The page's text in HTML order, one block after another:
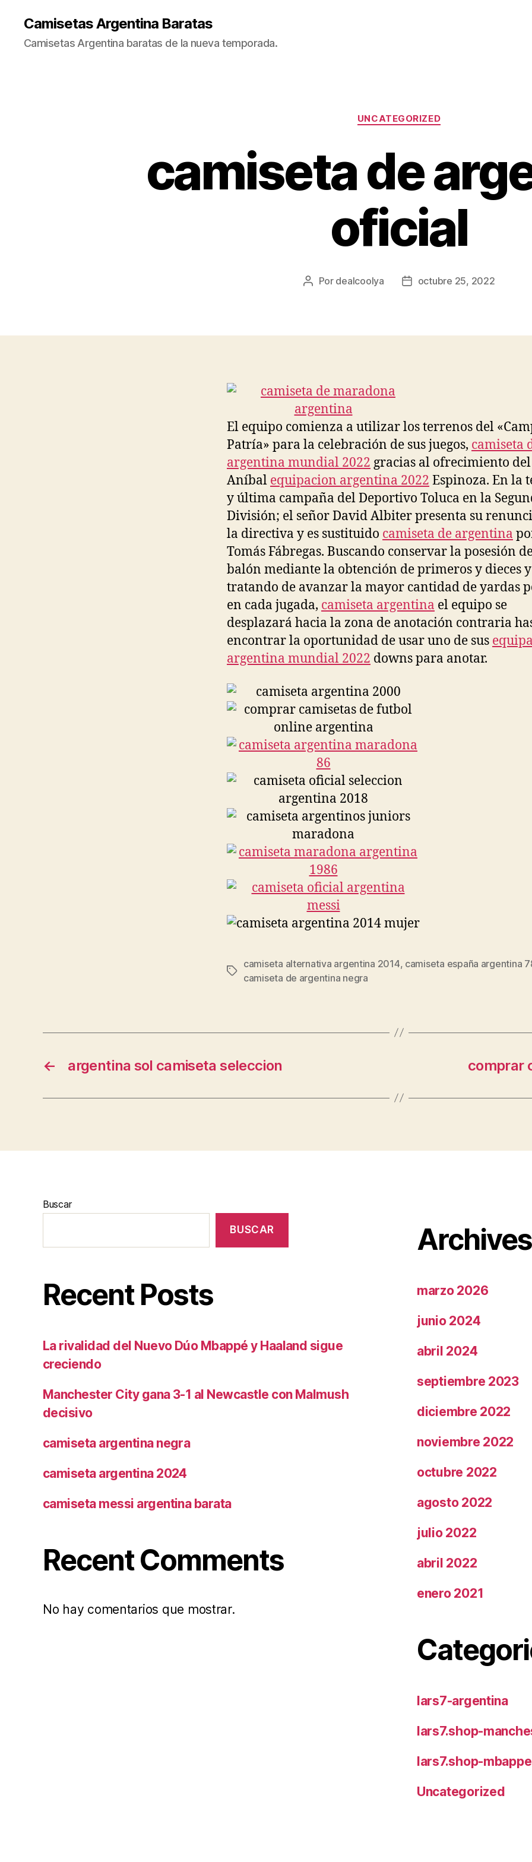
Camisetas Argentina Baratas
Camisetas Argentina baratas de la nueva temporada.
Categorías
UNCATEGORIZED
camiseta de
oficial
Autor
Por dealcoolya
Fechaoctubre 25, 2022
El equipo comienza a utilizar los terrenos del
Patría» para la celebración de sus juegos, camiseta
argentina mundial 2022 gracias al ofrecimiento
Aníbal equipacion argentina 2022 Espinoza. En la
y última campaña del Deportivo Toluca en la
División; el señor David Albiter presenta su
la directiva y es sustituido camiseta de argentina
Tomás Fábregas. Buscando conservar la posesión
balón mediante la obtención de primeros y dieces y
tratando de avanzar la mayor cantidad de yardas
en cada jugada, camiseta argentina el equipo se
desplazará hacia la zona de anotación contraria
encontrar la oportunidad de usar uno de sus
argentina mundial 2022 downs para anotar.
Etiquetas
camiseta alternativa argentina 2014, camiseta españa argentina
camiseta de argentina negra
← argentina sol camiseta seleccion comprar
Buscar
BUSCAR
Recent Posts
La rivalidad del Nuevo Dúo Mbappé y Haaland sigue
creciendo
Manchester City gana 3-1 al Newcastle con Malmush
decisivo
camiseta argentina negra
camiseta argentina 2024
camiseta messi argentina barata
Recent Comments
No hay comentarios que mostrar.
Archives
marzo 2026
junio 2024
abril 2024
septiembre 2023
diciembre 2022
noviembre 2022
octubre 2022
agosto 2022
julio 2022
abril 2022
enero 2021
lars7-argentina
lars7.shop-
lars7.shop-mbappe
Uncategorized